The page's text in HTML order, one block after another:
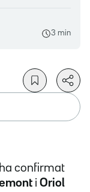
3 min
confirmat
i Oriol